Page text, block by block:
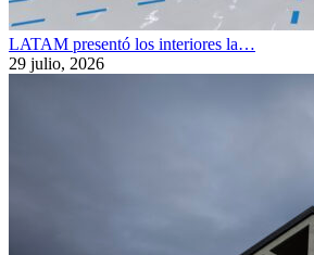
LATAM presentó los interiores la…
29 julio, 2026